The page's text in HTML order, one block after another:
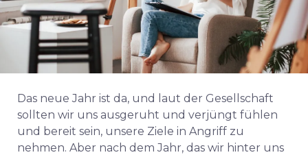
Das neue Jahr ist da, und laut der Gesellschaft
sollten wir uns ausgeruht und verjüngt fühlen
und bereit sein, unsere Ziele in Angriff zu
nehmen. Aber nach dem Jahr, das wir hinter uns